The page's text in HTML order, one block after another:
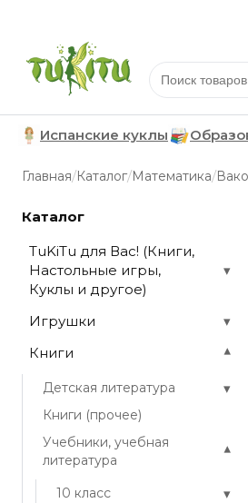
Испанские куклы
Главная/Каталог/Математика/Вако
Каталог
TuKiTu для Вас! (Книги,
Настольные игры,
Куклы и другое)
▾
Игрушки
▾
Книги
▾
Детская литература ▾
Книги (прочее)
Учебники, учебная
литература
▾
10 класс ▾